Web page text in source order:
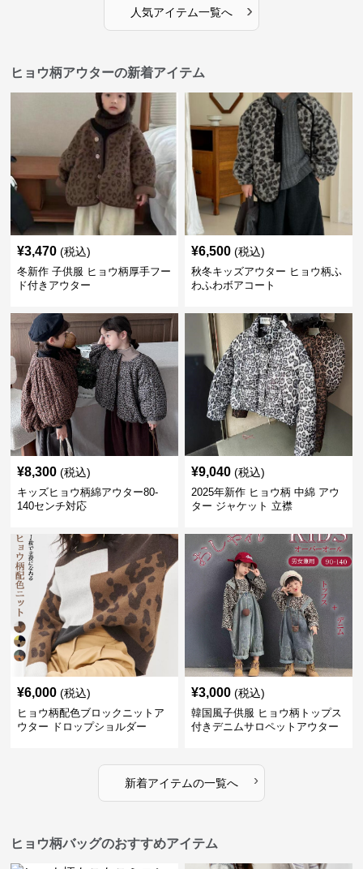
人気アイテム一覧へ ›
ヒョウ柄アウターの新着アイテム
¥3,470 (税込)
冬新作 子供服 ヒョウ柄厚手フー
ド付きアウター
¥6,500 (税込)
秋冬キッズアウター ヒョウ柄ふ
わふわボアコート
¥8,300 (税込)
キッズヒョウ柄綿アウター80-
140センチ対応
¥9,040 (税込)
2025年新作 ヒョウ柄 中綿 アウ
ター ジャケット 立襟
¥6,000 (税込)
ヒョウ柄配色ブロックニットア
ウター ドロップショルダー
¥3,000 (税込)
韓国風子供服 ヒョウ柄トップス
付きデニムサロペットアウター
新着アイテムの一覧へ ›
ヒョウ柄バッグのおすすめアイテム